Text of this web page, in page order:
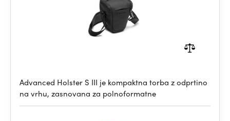
Advanced Holster S III je kompaktna torba z odprtino
na vrhu, zasnovana za polnoformatne